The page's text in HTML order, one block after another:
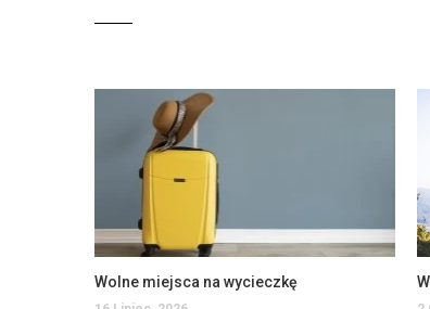
Wolne miejsca na wycieczkę